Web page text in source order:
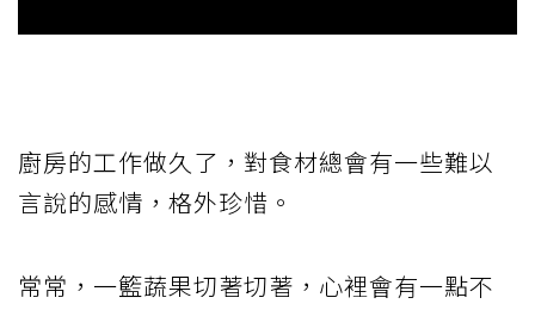
廚房的工作做久了，對食材總會有一些難以
言說的感情，格外珍惜。
常常，一籃蔬果切著切著，心裡會有一點不